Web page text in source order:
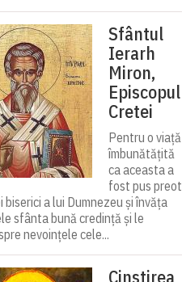
Sfântul
Ierarh
Miron,
Episcopul
Cretei
Pentru o viață
îmbunătățită
ca aceasta a
fost pus preot
biserici a lui Dumnezeu și învăța
sfânta bună credință și le
nevoințele cele...
Cinstirea